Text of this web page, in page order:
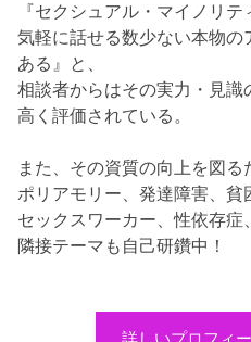
『セクシュアル・マイノリテ
気軽に話せる数少ない本物の
ある』と、
相談者からはその実力・見識
高く評価されている。
また、その資質の向上を図る
ポリアモリー、発達障害、貧
セックスワーカー、性依存
隣接テーマも自己研鑽中！